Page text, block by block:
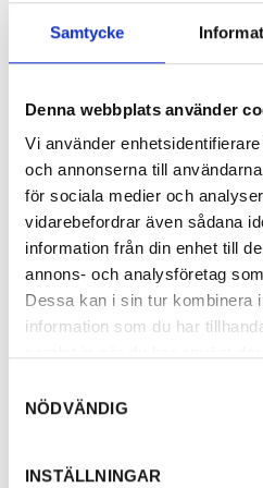
Samtycke
Denna webbplats använder
Vi använder
och annonserna till
för sociala medier och
vidarebefordrar även sådana
information från din enhet till
annons- och analysföretag
Dessa kan i sin tur kombinera
information som du har
NÖDVÄNDIG
INSTÄLLNINGAR
handlade om en fest i en
ändå inte sluta
tillräckligt gammal för
Och dagen kom. När
Arvikas egen
egenskriven låt.
Arvikafestivalen.
När jag stod i publikhavet och